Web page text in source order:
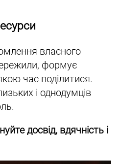
власного
формує
час поділитися.
і однодумців
досвід, вдячність і